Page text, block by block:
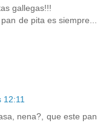
gallegas!!!
de pita es siempre...
12:11
nena?, que este pan